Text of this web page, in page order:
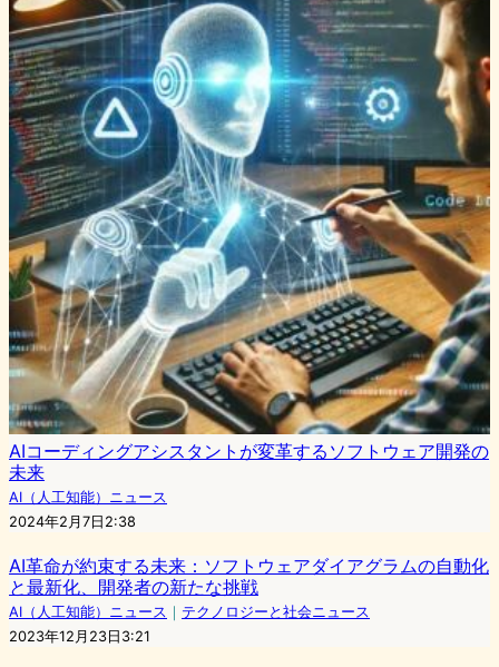
AIコーディングアシスタントが変革するソフトウェア開発の
未来
AI（人工知能）ニュース
2024年2月7日2:38
AI革命が約束する未来：ソフトウェアダイアグラムの自動化
と最新化、開発者の新たな挑戦
AI（人工知能）ニュース ｜ テクノロジーと社会ニュース
2023年12月23日3:21